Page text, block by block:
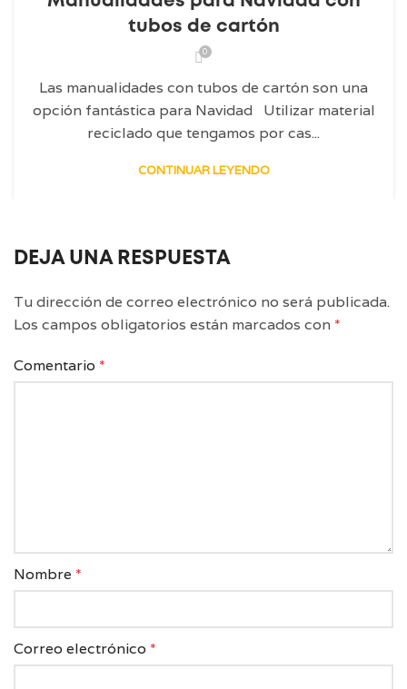
tubos de cartón
0
Las manualidades con tubos de cartón son una
opción fantástica para Navidad Utilizar material
reciclado que tengamos por cas...
CONTINUAR LEYENDO
DEJA UNA RESPUESTA
Tu dirección de correo electrónico no será publicada.
Los campos obligatorios están marcados con *
Comentario *
Nombre *
Correo electrónico *